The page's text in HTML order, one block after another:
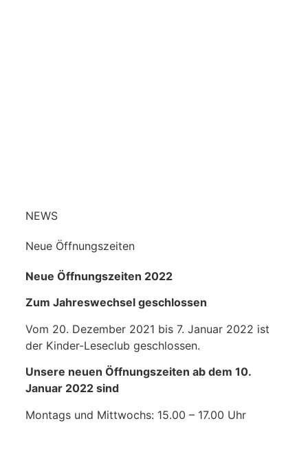
NEWS
Neue Öffnungszeiten
Neue Öffnungszeiten 2022
Zum Jahreswechsel geschlossen
Vom 20. Dezember 2021 bis 7. Januar 2022 ist
der Kinder-Leseclub geschlossen.
Unsere neuen Öffnungszeiten ab dem 10.
Januar 2022 sind
Montags und Mittwochs: 15.00 – 17.00 Uhr